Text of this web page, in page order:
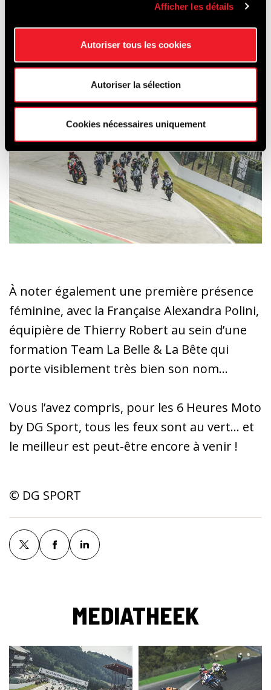
Afficher les détails
Autoriser tous les cookies
Autoriser la sélection
Cookies nécessaires uniquement
À noter également une première présence
féminine, avec la Française Alexandra Polini,
équipière de Thierry Robert au sein d’une
formation Team La Belle & La Bête qui
porte visiblement très bien son nom…
Vous l’avez compris, pour les 6 Heures Moto
by DG Sport, tous les feux sont au vert… et
le meilleur est peut-être encore à venir !
© DG SPORT
MEDIATHEEK